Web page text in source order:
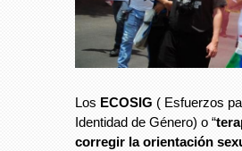
Los ECOSIG ( Esfuerzos
Identidad de Género) o “
corregir la orientación